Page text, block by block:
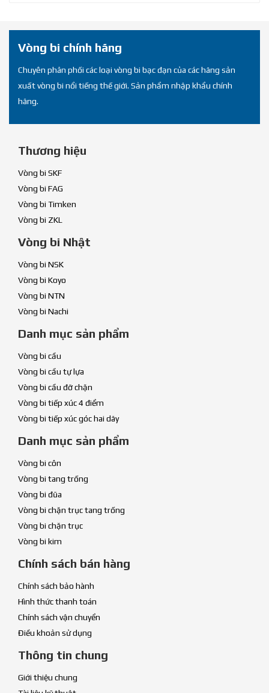
Vòng bi chính hãng
Chuyên phân phối các loại vòng bi bạc đạn của các hãng sản
xuất vòng bi nổi tiếng thế giới. Sản phẩm nhập khẩu chính
hãng.
Thương hiệu
Vòng bi SKF
Vòng bi FAG
Vòng bi Timken
Vòng bi ZKL
Vòng bi Nhật
Vòng bi NSK
Vòng bi Koyo
Vòng bi NTN
Vòng bi Nachi
Danh mục sản phẩm
Vòng bi cầu
Vòng bi cầu tự lựa
Vòng bi cầu đỡ chặn
Vòng bi tiếp xúc 4 điểm
Vòng bi tiếp xúc góc hai dãy
Danh mục sản phẩm
Vòng bi côn
Vòng bi tang trống
Vòng bi đũa
Vòng bi chặn trục tang trống
Vòng bi chặn trục
Vòng bi kim
Chính sách bán hàng
Chính sách bảo hành
Hình thức thanh toán
Chính sách vận chuyển
Điều khoản sử dụng
Thông tin chung
Giới thiệu chung